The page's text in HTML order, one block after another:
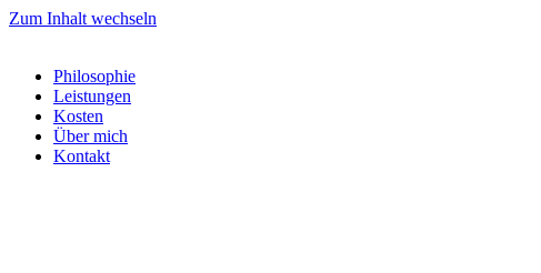
Zum Inhalt wechseln
Philosophie
Leistungen
Kosten
Über mich
Kontakt